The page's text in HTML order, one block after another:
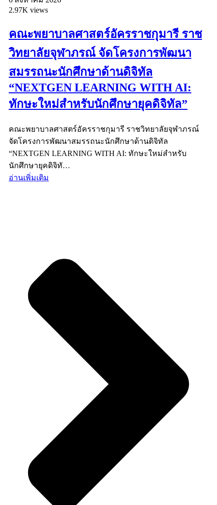
2.97K views
คณะพยาบาลศาสตร์อัครราชกุมารี ราช
วิทยาลัยจุฬาภรณ์ จัดโครงการพัฒนา
สมรรถนะนักศึกษาด้านดิจิทัล
“NEXTGEN LEARNING WITH AI:
ทักษะใหม่สำหรับนักศึกษายุคดิจิทัล”
คณะพยาบาลศาสตร์อัครราชกุมารี ราชวิทยาลัยจุฬาภรณ์
จัดโครงการพัฒนาสมรรถนะนักศึกษาด้านดิจิทัล
“NEXTGEN LEARNING WITH AI: ทักษะใหม่สำหรับ
นักศึกษายุคดิจิทั…
อ่านเพิ่มเติม